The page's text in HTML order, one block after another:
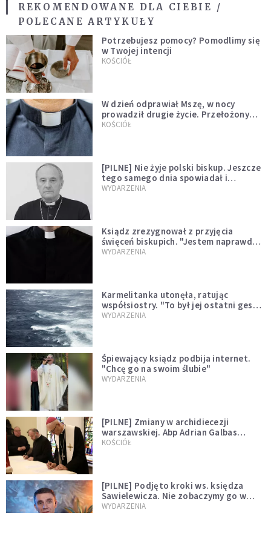
REKOMENDOWANE DLA CIEBIE /
POLECANE ARTYKUŁY
Potrzebujesz pomocy? Pomodlimy się
w Twojej intencji
KOŚCIÓŁ
W dzień odprawiał Mszę, w nocy
prowadził drugie życie. Przełożony
kazał mu opuścić zakon
KOŚCIÓŁ
[PILNE] Nie żyje polski biskup. Jeszcze
tego samego dnia spowiadał i
sprawował Mszę świętą
WYDARZENIA
Ksiądz zrezygnował z przyjęcia
święceń biskupich. "Jestem naprawdę
niegodny"
WYDARZENIA
Karmelitanka utonęła, ratując
współsiostry. "To był jej ostatni gest
miłości"
WYDARZENIA
Śpiewający ksiądz podbija internet.
"Chcę go na swoim ślubie"
WYDARZENIA
[PILNE] Zmiany w archidiecezji
warszawskiej. Abp Adrian Galbas
wręczył dekrety nowym proboszczom
KOŚCIÓŁ
[PILNE] Podjęto kroki ws. księdza
Sawielewicza. Nie zobaczymy go w
mediach
WYDARZENIA